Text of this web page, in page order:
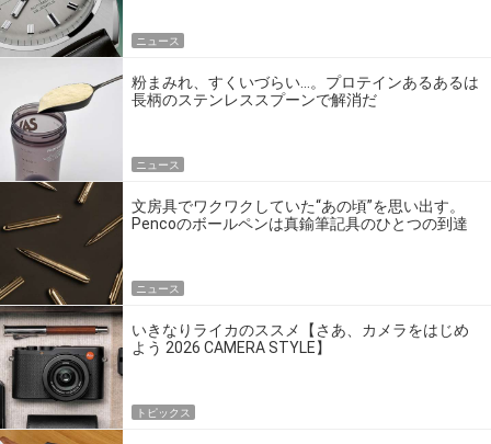
ニュース
粉まみれ、すくいづらい…。プロテインあるあるは
長柄のステンレススプーンで解消だ
ニュース
文房具でワクワクしていた“あの頃”を思い出す。
Pencoのボールペンは真鍮筆記具のひとつの到達
ニュース
いきなりライカのススメ【さあ、カメラをはじめ
よう 2026 CAMERA STYLE】
トピックス